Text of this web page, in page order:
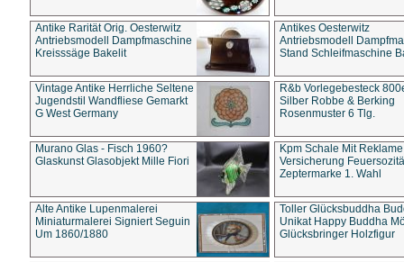
Antike Rarität Orig. Oesterwitz
Antriebsmodell Dampfmaschine
Kreisssäge Bakelit
Antikes Oesterwitz
Antriebsmodell
Stand Schleifmaschine
Vintage Antike Herrliche Seltene
Jugendstil Wandfliese Gemarkt
G West Germany
R&b Vorlegebesteck
Silber Robbe & Berking
Rosenmuster 6 Tlg.
Murano Glas - Fisch 1960?
Glaskunst Glasobjekt Mille Fiori
Kpm Schale Mit Reklame
Versicherung
Zeptermarke 1. Wahl
Alte Antike Lupenmalerei
Miniaturmalerei Signiert Seguin
Um 1860/1880
Toller Glücksbuddha
Unikat Happy Buddha
Glücksbringer Holzfigur